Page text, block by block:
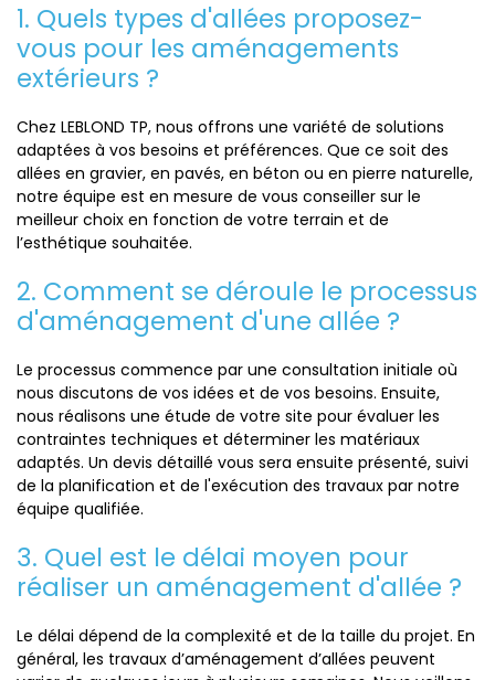
1. Quels types d'allées proposez-
vous pour les aménagements
extérieurs ?
Chez LEBLOND TP, nous offrons une variété de solutions
adaptées à vos besoins et préférences. Que ce soit des
allées en gravier, en pavés, en béton ou en pierre naturelle,
notre équipe est en mesure de vous conseiller sur le
meilleur choix en fonction de votre terrain et de
l’esthétique souhaitée.
2. Comment se déroule le processus
d'aménagement d'une allée ?
Le processus commence par une consultation initiale où
nous discutons de vos idées et de vos besoins. Ensuite,
nous réalisons une étude de votre site pour évaluer les
contraintes techniques et déterminer les matériaux
adaptés. Un devis détaillé vous sera ensuite présenté, suivi
de la planification et de l'exécution des travaux par notre
équipe qualifiée.
3. Quel est le délai moyen pour
réaliser un aménagement d'allée ?
Le délai dépend de la complexité et de la taille du projet. En
général, les travaux d’aménagement d’allées peuvent